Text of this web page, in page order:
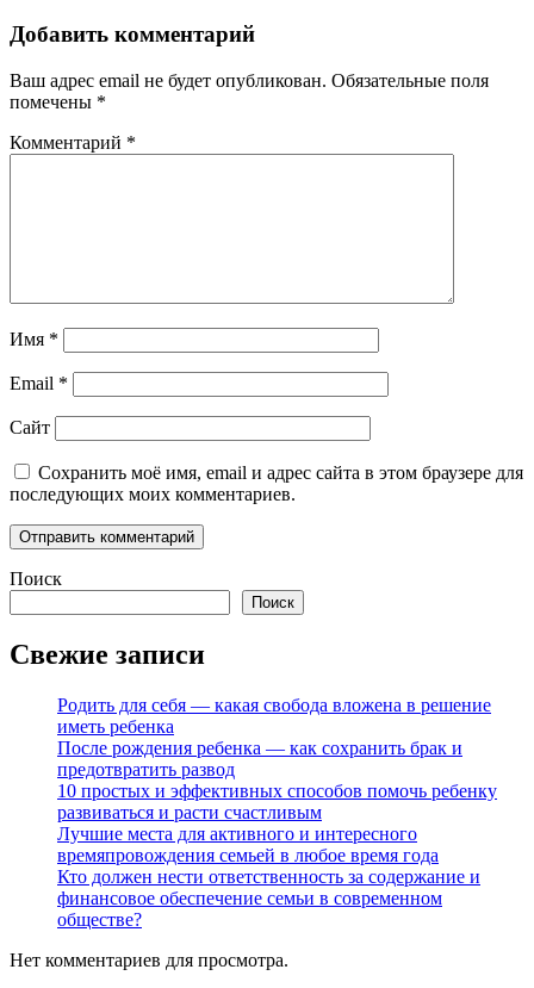
Добавить комментарий
Ваш адрес email не будет опубликован. Обязательные поля
помечены *
Комментарий *
Имя *
Email *
Сайт
Сохранить моё имя, email и адрес сайта в этом браузере для
последующих моих комментариев.
Поиск
Поиск
Свежие записи
Родить для себя — какая свобода вложена в решение
иметь ребенка
После рождения ребенка — как сохранить брак и
предотвратить развод
10 простых и эффективных способов помочь ребенку
развиваться и расти счастливым
Лучшие места для активного и интересного
времяпровождения семьей в любое время года
Кто должен нести ответственность за содержание и
финансовое обеспечение семьи в современном
обществе?
Нет комментариев для просмотра.